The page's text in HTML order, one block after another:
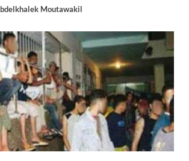
Moutawakil